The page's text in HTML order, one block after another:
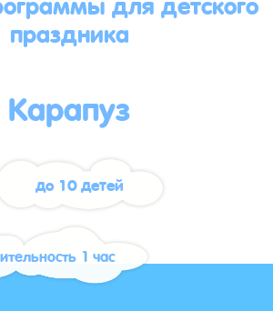
праздника
Карапуз
до 10 детей
1 час